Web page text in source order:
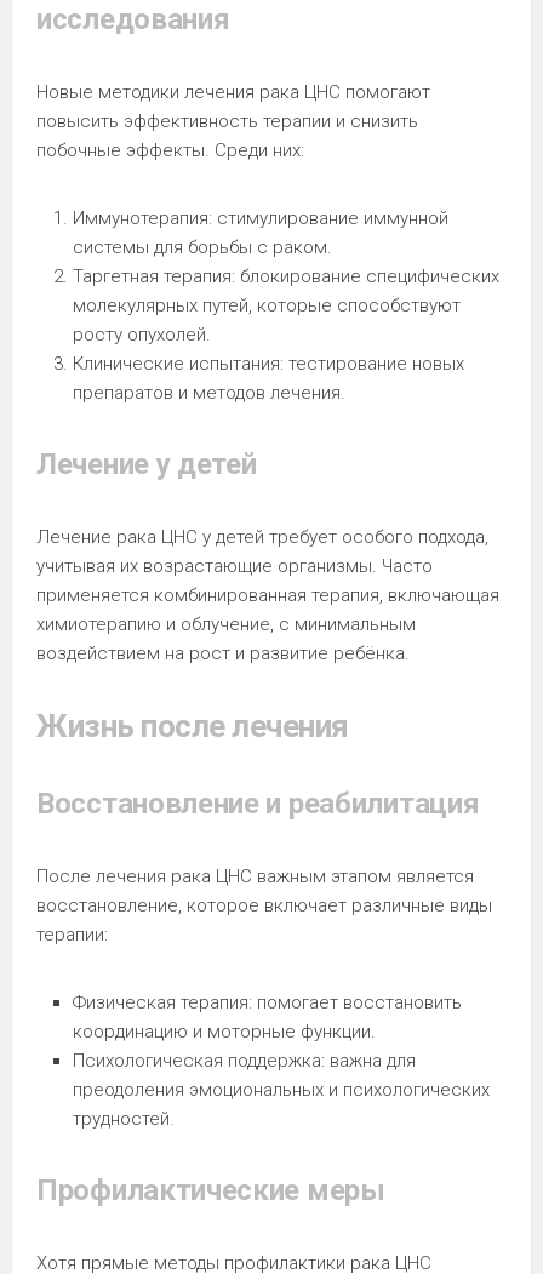
исследования
Новые методики лечения рака ЦНС помогают
повысить эффективность терапии и снизить
побочные эффекты. Среди них:
Иммунотерапия: стимулирование иммунной
системы для борьбы с раком.
Таргетная терапия: блокирование специфических
молекулярных путей, которые способствуют
росту опухолей.
Клинические испытания: тестирование новых
препаратов и методов лечения.
Лечение у детей
Лечение рака ЦНС у детей требует особого подхода,
учитывая их возрастающие организмы. Часто
применяется комбинированная терапия, включающая
химиотерапию и облучение, с минимальным
воздействием на рост и развитие ребёнка.
Жизнь после лечения
Восстановление и реабилитация
После лечения рака ЦНС важным этапом является
восстановление, которое включает различные виды
терапии:
Физическая терапия: помогает восстановить
координацию и моторные функции.
Психологическая поддержка: важна для
преодоления эмоциональных и психологических
трудностей.
Профилактические меры
Хотя прямые методы профилактики рака ЦНС